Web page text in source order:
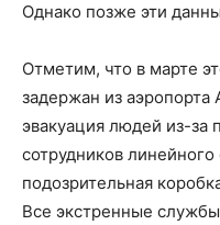
Однако позже эти
Отметим, что в марте
задержан из
эвакуация людей из-за
сотрудников
подозрительная
Все экстренные